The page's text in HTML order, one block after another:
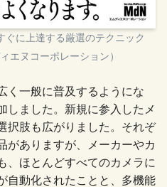
に上達する厳選のテクニック
エヌコーポレーション）
く一般に普及するようにな
しました。新規に参入したメ
択肢も広がりました。それぞ
がありますが、メーカーやカ
、ほとんどすべてのカメラに
自動化されたことと、多機能